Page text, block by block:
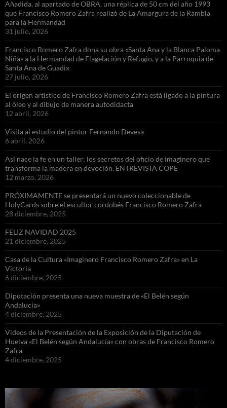
Añadida, al apartado de OBRA, una réplica de 50 cm del año 1993
que Francisco Romero Zafra realizó de La Amargura de la Rambla
para la Hermandad
31 julio, 2026
Francisco Romero Zafra dona su obra «Santa Ana y la Blanca Paloma
Niña» a la Hermandad de Flagelación y Refugio, y a la Parroquia de
Santa Ana de Guadix
27 julio, 2026
El origen artístico de Francisco Romero Zafra está ligado a la pintura
al óleo y al dibujo de manera autodidacta
12 abril, 2026
Visita al estudio del pintor Fernando Devesa
6 abril, 2026
Así nace la fe en un taller: los secretos del oficio de imaginero que
transforma la madera en devoción. ENTREVISTA COPE
12 marzo, 2026
PRÓXIMAMENTE se presentará un nuevo coleccionable de
HolyCards sobre el escultor cordobés Francisco Romero Zafra
28 diciembre, 2025
FELIZ NAVIDAD 2025
21 diciembre, 2025
Casa de la Cultura «Imaginero Francisco Romero Zafra» en La
Victoria
6 diciembre, 2025
Diputación presenta una nueva muestra de «El Belén según
Andalucía»
4 diciembre, 2025
Videos de la Presentación de la Exposición de la Diputación de
Huelva «El Belén según Andalucía» con obras de Francisco Romero
Zafra
4 diciembre, 2025